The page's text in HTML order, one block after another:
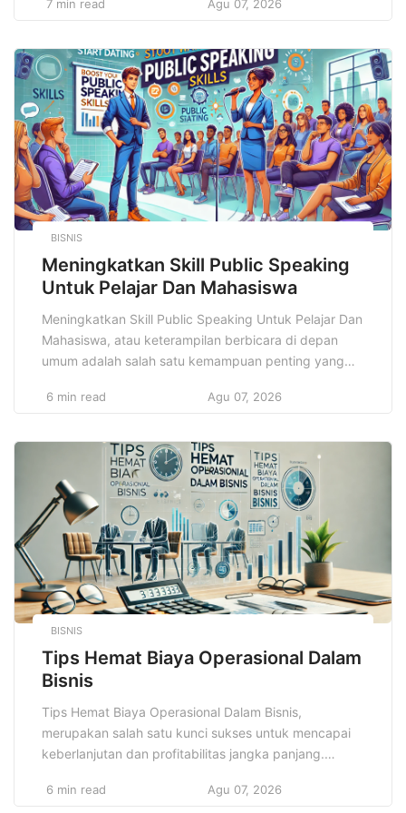
mengenai kesehatan tubuh dan mental, kita memiliki
kehidupan yang lebih sehat, lebih bugar, dan lebih
seimbang. Di era digital ini, informasi mengenai gaya
hidup […]
7 min read Agu 07, 2026
BISNIS
Meningkatkan Skill Public Speaking
Untuk Pelajar Dan Mahasiswa
Meningkatkan Skill Public Speaking Untuk Pelajar Dan
Mahasiswa, atau keterampilan berbicara di depan
umum adalah salah satu kemampuan penting yang
sangat relevan dalam dunia pendidikan, khususnya
persaingan yang semakin ketat, keterampilan ini
menjadi nilai tambah yang tak bisa diabaikan. […]
6 min read Agu 07, 2026
BISNIS
Tips Hemat Biaya Operasional Dalam
Bisnis
Tips Hemat Biaya Operasional Dalam Bisnis,
merupakan salah satu kunci sukses untuk mencapai
keberlanjutan dan profitabilitas jangka panjang.
besar, pasti memiliki biaya operasional yang harus
6 min read Agu 07, 2026